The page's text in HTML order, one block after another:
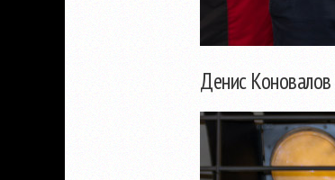
Денис